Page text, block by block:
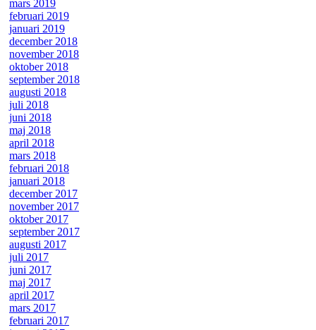
mars 2019
februari 2019
januari 2019
december 2018
november 2018
oktober 2018
september 2018
augusti 2018
juli 2018
juni 2018
maj 2018
april 2018
mars 2018
februari 2018
januari 2018
december 2017
november 2017
oktober 2017
september 2017
augusti 2017
juli 2017
juni 2017
maj 2017
april 2017
mars 2017
februari 2017